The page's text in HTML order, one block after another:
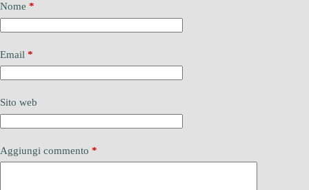
Nome *
Email *
Sito web
Aggiungi commento *